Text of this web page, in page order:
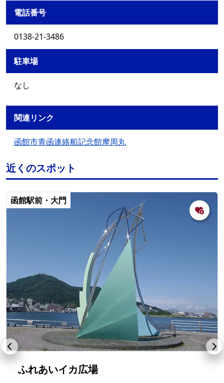
電話番号
0138-21-3486
駐車場
なし
関連リンク
函館市青函連絡船記念館摩周丸
近くのスポット
函館駅前・大門
ふれあいイカ広場